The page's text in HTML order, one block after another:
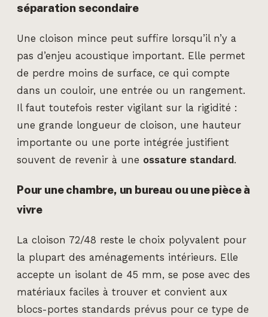
séparation secondaire
Une cloison mince peut suffire lorsqu’il n’y a
pas d’enjeu acoustique important. Elle permet
de perdre moins de surface, ce qui compte
dans un couloir, une entrée ou un rangement.
Il faut toutefois rester vigilant sur la rigidité :
une grande longueur de cloison, une hauteur
importante ou une porte intégrée justifient
souvent de revenir à une ossature standard .
Pour une chambre, un bureau ou une pièce à
vivre
La cloison 72/48 reste le choix polyvalent pour
la plupart des aménagements intérieurs. Elle
accepte un isolant de 45 mm, se pose avec des
matériaux faciles à trouver et convient aux
blocs-portes standards prévus pour ce type de